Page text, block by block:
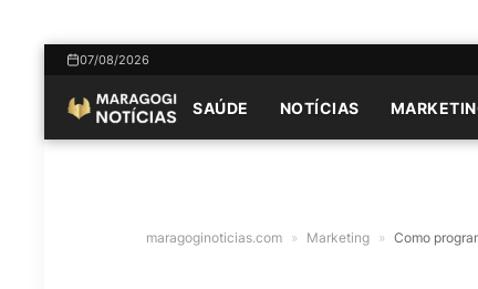
07/08/2026
SAÚDE NOTÍCIAS
maragoginoticias.com » Marketing » Como